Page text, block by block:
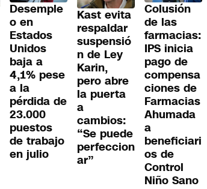
Desemple
o en
Estados
Unidos
baja a
4,1% pese
a la
pérdida de
23.000
puestos
de trabajo
en julio
Kast evita
respaldar
suspensió
n de Ley
Karin,
pero abre
la puerta
a
cambios:
“Se puede
perfeccion
ar”
Colusión
de las
farmacias:
IPS inicia
pago de
compensa
ciones de
Farmacias
Ahumada
a
beneficiari
os de
Control
Niño Sano